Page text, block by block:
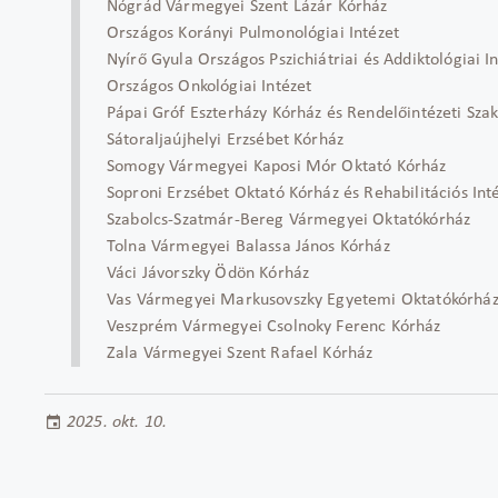
Nógrád Vármegyei Szent Lázár Kórház
Országos Korányi Pulmonológiai Intézet
Nyírő Gyula Országos Pszichiátriai és Addiktológiai
Országos Onkológiai Intézet
Pápai Gróf Eszterházy Kórház és Rendelőintézeti
Sátoraljaújhelyi Erzsébet Kórház
Somogy Vármegyei Kaposi Mór Oktató Kórház
Soproni Erzsébet Oktató Kórház és Rehabilitációs
Szabolcs-Szatmár-Bereg Vármegyei Oktatókórház
Tolna Vármegyei Balassa János Kórház
Váci Jávorszky Ödön Kórház
Vas Vármegyei Markusovszky Egyetemi Oktatókórház
Veszprém Vármegyei Csolnoky Ferenc Kórház
Zala Vármegyei Szent Rafael Kórház
2025. okt. 10.